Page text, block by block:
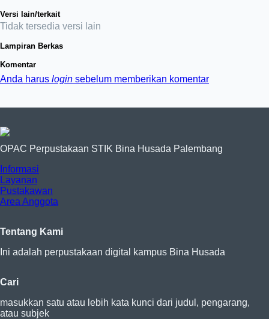
Versi lain/terkait
Tidak tersedia versi lain
Lampiran Berkas
Komentar
Anda harus login sebelum memberikan komentar
OPAC Perpustakaan STIK Bina Husada Palembang
Informasi
Layanan
Pustakawan
Area Anggota
Tentang Kami
Ini adalah perpustakaan digital kampus Bina Husada
Cari
masukkan satu atau lebih kata kunci dari judul, pengarang,
atau subjek